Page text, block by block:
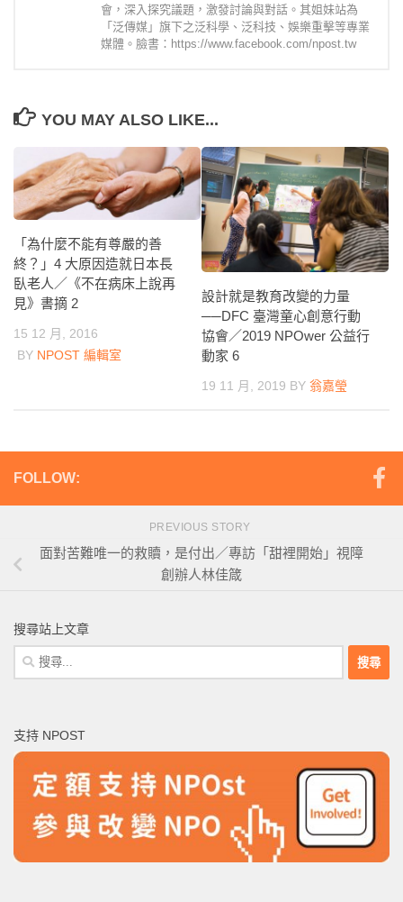
會，深入探究議題，激發討論與對話。其姐妹站為
「泛傳媒」旗下之泛科學、泛科技、娛樂重擊等專業
媒體。臉書：https://www.facebook.com/npost.tw
YOU MAY ALSO LIKE...
「為什麼不能有尊嚴的善
終？」4 大原因造就日本長
臥老人／《不在病床上說再
見》書摘 2
15 12 月, 2016
BY NPOST 編輯室
設計就是教育改變的力量
──DFC 臺灣童心創意行動
協會／2019 NPOwer 公益行
動家 6
19 11 月, 2019 BY 翁嘉瑩
FOLLOW:
PREVIOUS STORY
面對苦難唯一的救贖，是付出／專訪「甜裡開始」視障
創辦人林佳箴
搜尋站上文章
搜
尋
字:
支持 NPOST